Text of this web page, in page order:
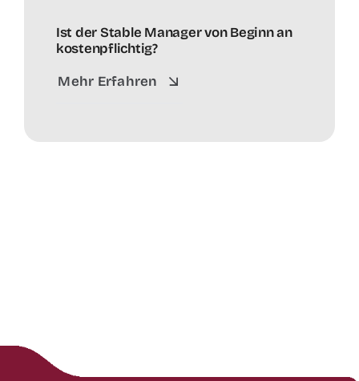
Ist der Stable Manager von Beginn an
kostenpflichtig?
Mehr Erfahren